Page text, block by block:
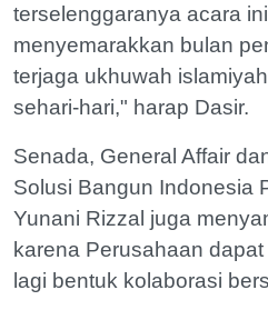
terselenggaranya acara
menyemarakkan bulan
terjaga ukhuwah
sehari-hari," harap Dasir.
Senada, General Affair
Solusi Bangun Indonesia
Yunani Rizzal juga
karena Perusahaan
lagi bentuk kolaborasi